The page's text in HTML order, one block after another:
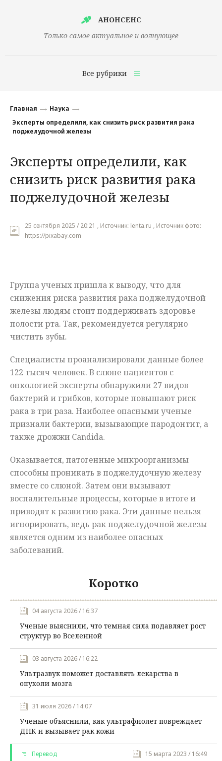
АНОНСЕНС
Только самое актуальное и волнующее
Все рубрики
Финансы
Наука
Культура
Общество
Мнения
Главная
Наука
Эксперты определили, как снизить риск развития рака
поджелудочной железы
Эксперты определили, как
снизить риск развития рака
поджелудочной железы
25 сентября 2025 / 20:21 , Источник: lenta.ru , Источник фото:
https://pixabay.com
Группа ученых пришла к выводу, что для
снижения риска развития рака поджелудочной
железы людям стоит поддерживать здоровье
полости рта. Так, рекомендуется регулярно
чистить зубы.
Специалисты проанализировали данные более
122 тысяч человек. В слюне пациентов с
онкологией эксперты обнаружили 27 видов
бактерий и грибков, которые повышают риск
рака в три раза. Наиболее опасными ученые
признали бактерии, вызывающие пародонтит, а
также дрожжи Candida.
Оказывается, патогенные микроорганизмы
способны проникать в поджелудочную железу
вместе со слюной. Затем они вызывают
воспалительные процессы, которые в итоге и
приводят к развитию рака. Эти данные нельзя
игнорировать, ведь рак поджелудочной железы
является одним из наиболее опасных
заболеваний.
Коротко
04 августа 2026 / 16:37
Ученые выяснили, что темная сила подавляет рост
структур во Вселенной
03 августа 2026 / 16:22
Ультразвук поможет доставлять лекарства в
опухоли мозга
31 июля 2026 / 14:07
Ученые объяснили, как ультрафиолет повреждает
ДНК и вызывает рак кожи
Перевод 15 марта 2023 / 16:49